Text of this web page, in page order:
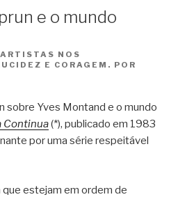
e o mundo
NOS
E CORAGEM. POR
sobre Yves Montand e o mundo
Continua(*), publicado em 1983
por uma série respeitável
estejam em ordem de